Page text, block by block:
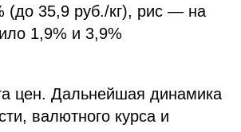
(до 35,9 руб./кг), рис — на
1,9% и 3,9%
цен. Дальнейшая динамика
валютного курса и